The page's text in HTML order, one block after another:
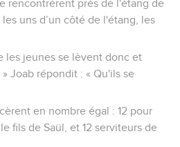
rencontrèrent près de l'étang de
uns d’un côté de l'étang, les
les jeunes se lèvent donc et
Joab répondit : « Qu'ils se
en nombre égal : 12 pour
fils de Saül, et 12 serviteurs de